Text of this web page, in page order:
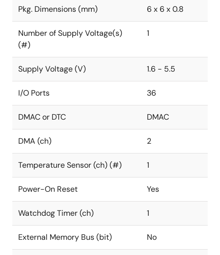
Pkg. Dimensions (mm) 6 x 6 x 0.8
Number of Supply Voltage(s)
(#)
1
Supply Voltage (V) 1.6 - 5.5
I/O Ports 36
DMAC or DTC DMAC
DMA (ch) 2
Temperature Sensor (ch) (#) 1
Power-On Reset Yes
Watchdog Timer (ch) 1
External Memory Bus (bit) No